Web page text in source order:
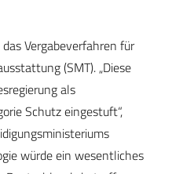
Vergabeverfahren für
(SMT). „Diese
als
Schutz eingestuft“,
würde ein wesentliches